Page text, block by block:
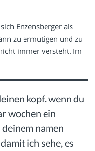
Enzensberger als
zu ermutigen und zu
immer versteht. Im
kopf. wenn du
wochen ein
namen
ich sehe, es